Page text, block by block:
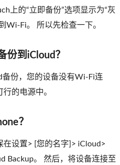
上的“立即备份”选项显示为“灰
Wi-Fi。 所以先检查一下。
份到iCloud？
份，您的设备没有Wi-Fi连
的电源中。
？
设置> [您的名字]> iCloud>
Backup。 然后，将设备连接至